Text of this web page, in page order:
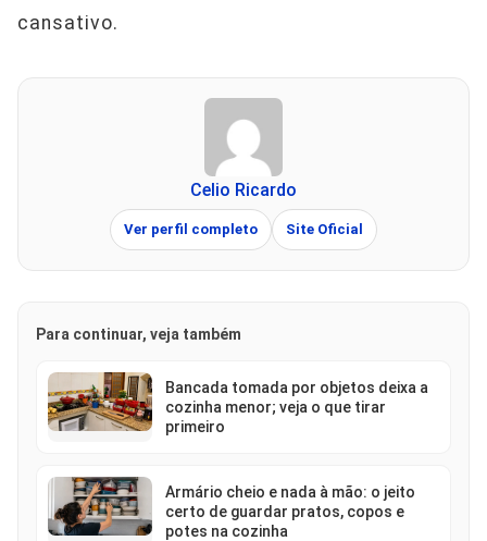
cansativo.
Celio Ricardo
Ver perfil completo Site Oficial
Para continuar, veja também
Bancada tomada por objetos deixa a
cozinha menor; veja o que tirar
primeiro
Armário cheio e nada à mão: o jeito
certo de guardar pratos, copos e
potes na cozinha